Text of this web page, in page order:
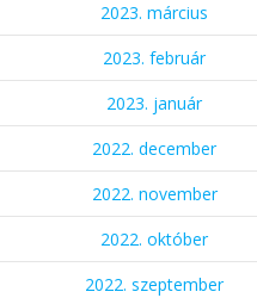
2023. március
2023. február
2023. január
2022. december
2022. november
2022. október
2022. szeptember